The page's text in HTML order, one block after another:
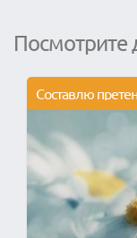
Посмотрите
Составлю